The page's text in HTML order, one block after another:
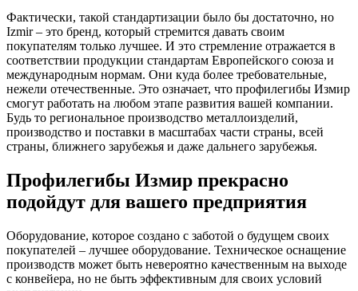
Фактически, такой стандартизации было бы достаточно, но
Izmir – это бренд, который стремится давать своим
покупателям только лучшее. И это стремление отражается в
соответствии продукции стандартам Европейского союза и
международным нормам. Они куда более требовательные,
нежели отечественные. Это означает, что профилегибы Измир
смогут работать на любом этапе развития вашей компании.
Будь то региональное производство металлоизделий,
производство и поставки в масштабах части страны, всей
страны, ближнего зарубежья и даже дальнего зарубежья.
Профилегибы Измир прекрасно
подойдут для вашего предприятия
Оборудование, которое создано с заботой о будущем своих
покупателей – лучшее оборудование. Техническое оснащение
производств может быть невероятно качественным на выходе
с конвейера, но не быть эффективным для своих условий